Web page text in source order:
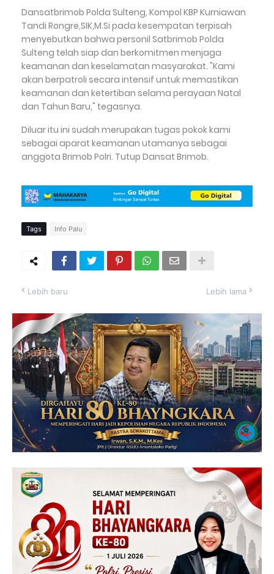
Dansatbrimob Polda Sulteng, Kompol KBP Kurniawan
Tandi Rongre,SIK,M.Si pada kesempatan terpisah
menyebutkan bahwa personil Satbrimob Polda
Sulteng telah siap dan berkomitmen menjaga
keamanan dan keselamatan masyarakat. "Kami
akan berpatroli secara intensif untuk memastikan
keamanan dan ketertiban selama perayaan Natal
dan Tahun Baru," tegasnya.
Diluar itu ini sudah merupakan tugas pokok kami
sebagai aparat keamanan utamanya sebagai
anggota Brimob Polri. Tutup Dansat Brimob.
Tags Info Palu
Lebih baru Lebih lama